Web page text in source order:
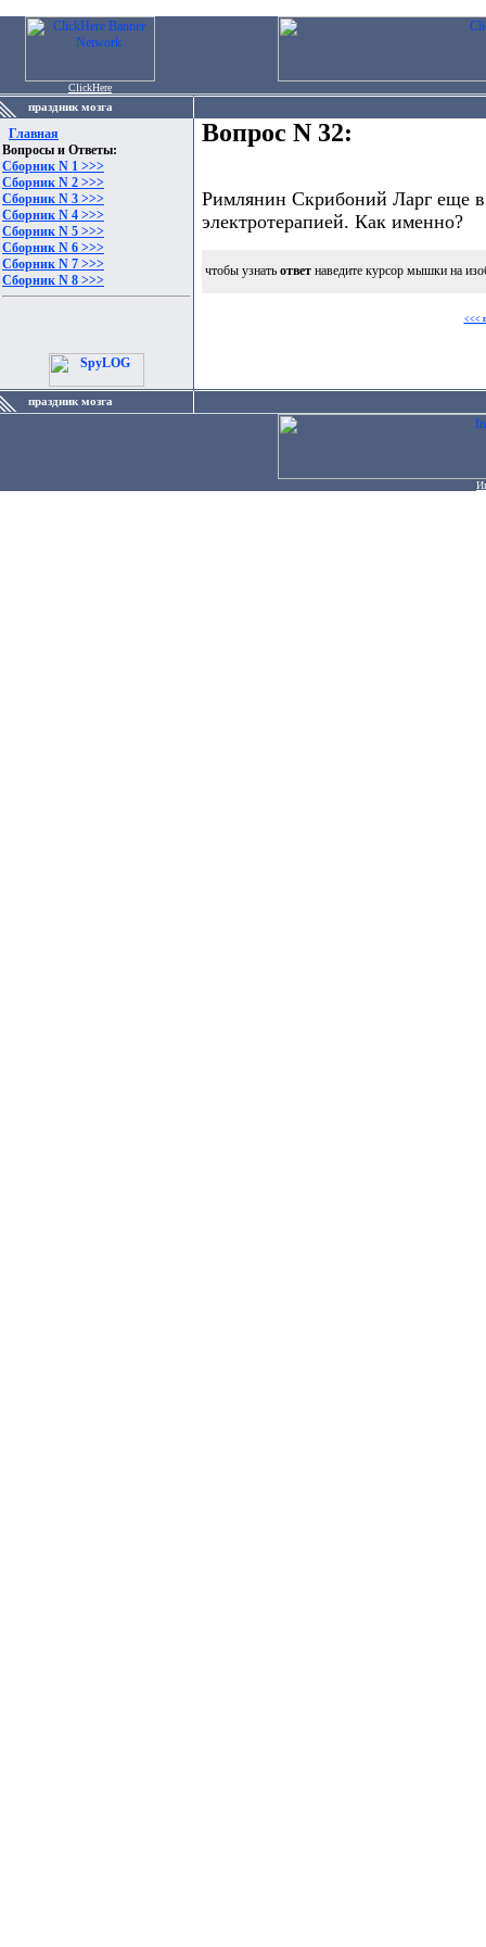
ClickHere
праздник мозга
Главная
Вопросы и Ответы:
Сборник N 1 >>>
Сборник N 2 >>>
Сборник N 3 >>>
Сборник N 4 >>>
Сборник N 5 >>>
Сборник N 6 >>>
Сборник N 7 >>>
Сборник N 8 >>>
Вопрос N 32:
Римлянин Скрибоний Ларг еще в
электротерапией. Как именно?
чтобы узнать ответ наведите курсор мышки на
<<<
праздник мозга